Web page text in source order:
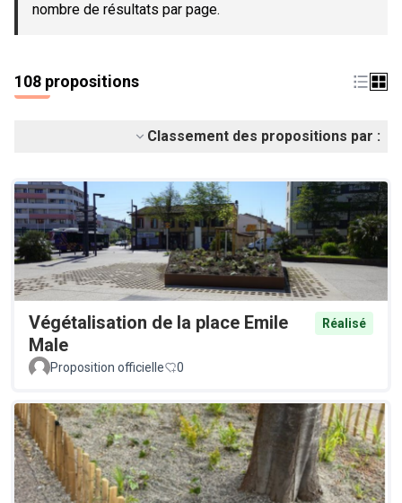
nombre de résultats par page.
108 propositions
Classement des propositions par :
Végétalisation de la place Emile
Male
Réalisé
Proposition officielle 0